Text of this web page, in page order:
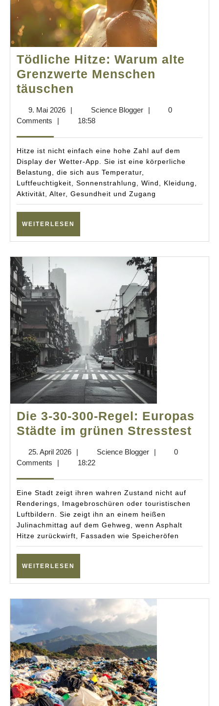
Tödliche Hitze: Warum alte
Grenzwerte Menschen
täuschen
Warum
Grenzwerte
Menschen
täuschen
9. Mai 20269. | Science BloggerScience
|
0
Comments
| 18:58
Hitze ist nicht einfach eine hohe Zahl auf dem
Display der Wetter-App. Sie ist eine körperliche
Belastung, die sich aus Temperatur,
Luftfeuchtigkeit, Sonnenstrahlung, Wind, Kleidung,
Aktivität, Alter, Gesundheit und Zugang
WEITERLESEN
Die 3-30-300-Regel: Europas
Städte im grünen Stresstest
25. April 202625.
April
| Science BloggerScience
|
0
Comments
| 18:22
Eine Stadt zeigt ihren wahren Zustand nicht auf
Renderings, Imagebroschüren oder touristischen
Luftbildern. Sie zeigt ihn an einem heißen
Julinachmittag auf dem Gehweg, wenn Asphalt
Hitze zurückwirft, Fassaden wie Speicheröfen
WEITERLESEN